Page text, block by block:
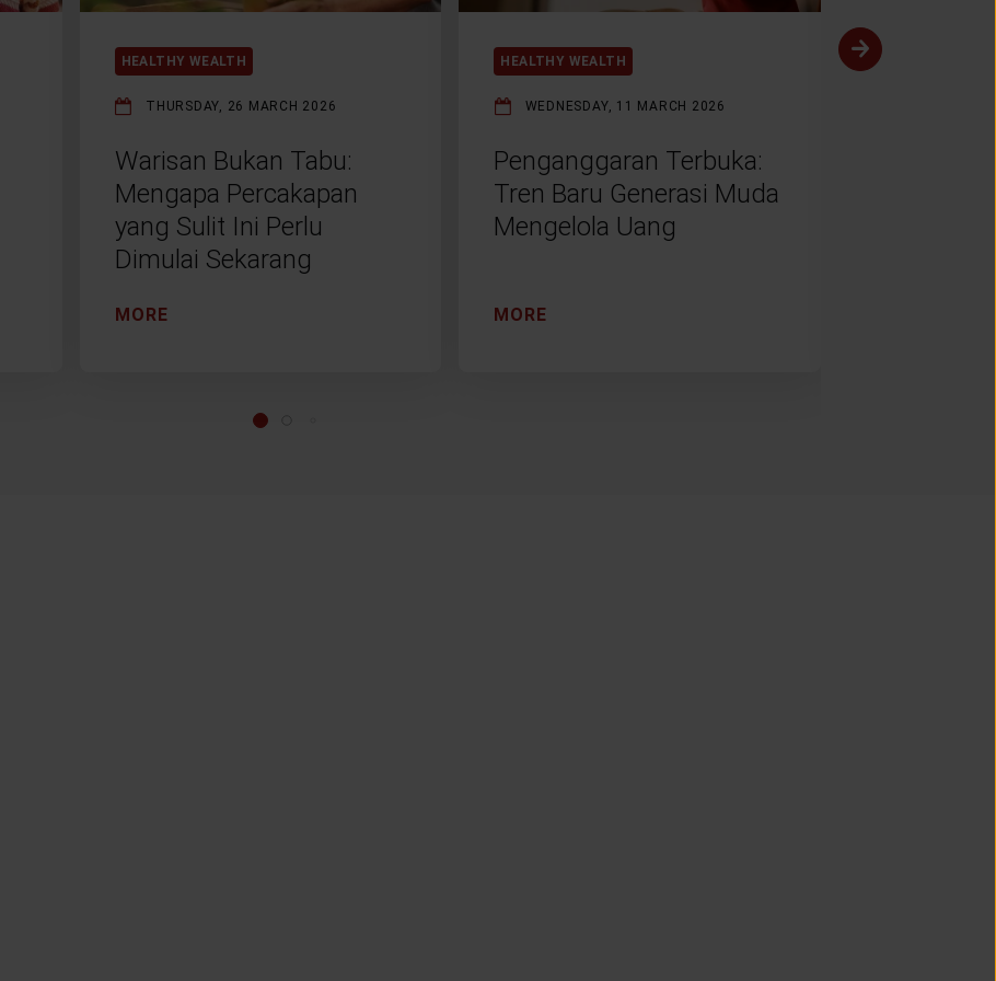
HEALTHY WEALTH
THURSDAY, 26 MARCH 2026
Warisan Bukan Tabu:
Mengapa Percakapan
yang Sulit Ini Perlu
Dimulai Sekarang
MORE
HEALTHY WEALTH
WEDNESDAY, 11 MARCH 2026
Penganggaran Terbuka:
Tren Baru Generasi Muda
Mengelola Uang
MORE
HEALTHY